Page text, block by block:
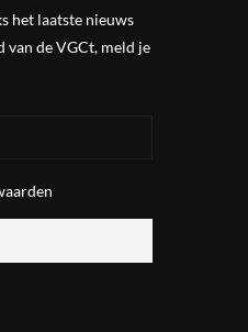
het laatste nieuws
de VGCt, meld je